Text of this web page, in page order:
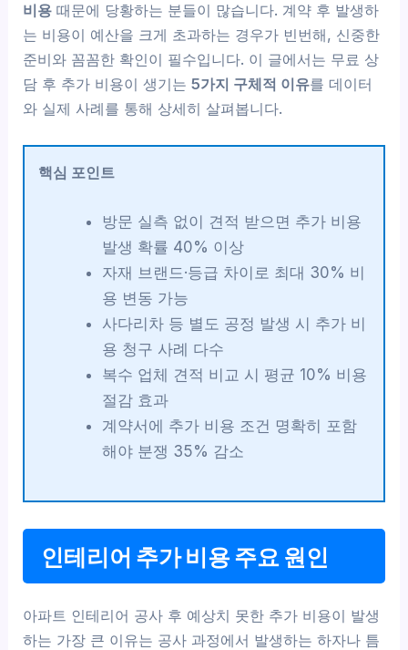
비용 때문에 당황하는 분들이 많습니다. 계약 후 발생하
는 비용이 예산을 크게 초과하는 경우가 빈번해, 신중한
준비와 꼼꼼한 확인이 필수입니다. 이 글에서는 무료 상
담 후 추가 비용이 생기는5가지 구체적 이유를 데이터
와 실제 사례를 통해 상세히 살펴봅니다.
핵심 포인트
방문 실측 없이 견적 받으면 추가 비용
발생 확률 40% 이상
자재 브랜드·등급 차이로 최대 30% 비
용 변동 가능
사다리차 등 별도 공정 발생 시 추가 비
용 청구 사례 다수
복수 업체 견적 비교 시 평균 10% 비용
절감 효과
계약서에 추가 비용 조건 명확히 포함
해야 분쟁 35% 감소
인테리어 추가 비용 주요 원인
아파트 인테리어 공사 후 예상치 못한 추가 비용이 발생
하는 가장 큰 이유는 공사 과정에서 발생하는 하자나 틈